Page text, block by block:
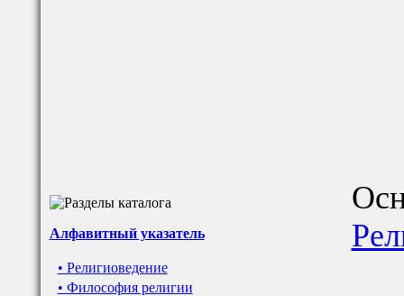
Алфавитный указатель
• Религиоведение
• Философия религии